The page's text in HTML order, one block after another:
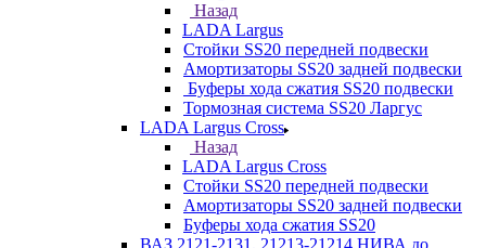
Назад
LADA Largus
Стойки SS20 передней подвески
Амортизаторы SS20 задней подвески
Буферы хода сжатия SS20 подвески
Тормозная система SS20 Ларгус
LADA Largus Cross
Назад
LADA Largus Cross
Стойки SS20 передней подвески
Амортизаторы SS20 задней подвески
Буферы хода сжатия SS20
ВАЗ 2121-2131, 21213-21214 НИВА до